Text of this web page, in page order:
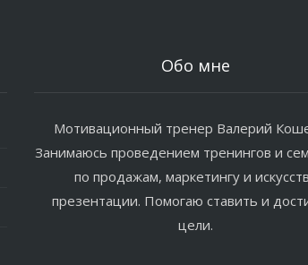
Обо мне
Мотивационный тренер Валерий
Занимаюсь проведением тренингов и
по продажам, маркетингу и
презентации. Помогаю ставить и
цели.